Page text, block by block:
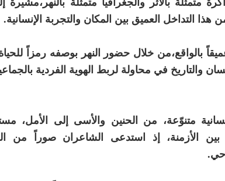
التداخل العميق بين المكان والتجربة الإنسانية.
بالواقع،من خلال حضور النهر بوصفه رمزاً للحياة
والتاريخ في محاولة لربط الهوية الفردية
متنوّعة، من الحنين والأسى إلى الأمل،
الأزمنة، إذ استدعى الشاعران صوراً من
حي.